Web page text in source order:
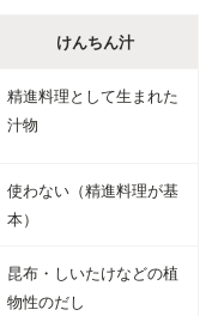
けんちん汁
精進料理として生まれた
汁物
使わない（精進料理が基
本）
昆布・しいたけなどの植
物性のだし